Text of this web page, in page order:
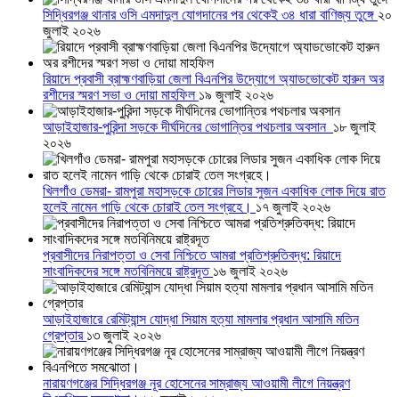
সিদ্ধিরগঞ্জ থানার ওসি এমদাদুল যোগদানের পর থেকেই ৩৪ ধারা বাণিজ্য তুঙ্গে ২০
জুলাই ২০২৬
রিয়াদে প্রবাসী ব্রাহ্মণবাড়িয়া জেলা বিএনপির উদ্যোগে অ্যাডভোকেট হারুন অর
রশীদের স্মরণ সভা ও দোয়া মাহফিল ১৯ জুলাই ২০২৬
আড়াইহাজার-পুরিন্দা সড়কে দীর্ঘদিনের ভোগান্তির পথচলার অবসান ১৮ জুলাই
২০২৬
খিলগাঁও ডেমরা- রামপুরা মহাসড়কে চোরের লিডার সুজন একাধিক লোক দিয়ে রাত
হলেই নামেন গাড়ি থেকে চোরাই তেল সংগ্রহে। ১৭ জুলাই ২০২৬
প্রবাসীদের নিরাপত্তা ও সেবা নিশ্চিতে আমরা প্রতিশ্রুতিবদ্ধ: রিয়াদে
সাংবাদিকদের সঙ্গে মতবিনিময়ে রাষ্ট্রদূত ১৬ জুলাই ২০২৬
আড়াইহাজারে রেমিট্যান্স যোদ্ধা সিয়াম হত্যা মামলার প্রধান আসামি মতিন
গ্রেপ্তার ১৩ জুলাই ২০২৬
নারায়ণগঞ্জের সিদ্ধিরগঞ্জ নূর হোসেনের সাম্রাজ্য আওয়ামী লীগে নিয়ন্ত্রণ